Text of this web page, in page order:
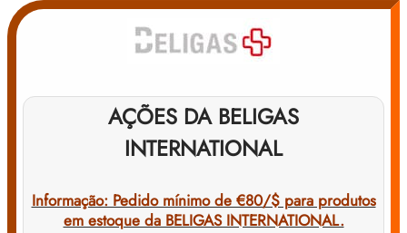
AÇÕES DA BELIGAS
INTERNATIONAL
Informação: Pedido mínimo de €80/$ para produtos
em estoque da BELIGAS INTERNATIONAL.